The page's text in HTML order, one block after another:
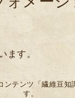
ます。
テンツ「繊維豆知
す。